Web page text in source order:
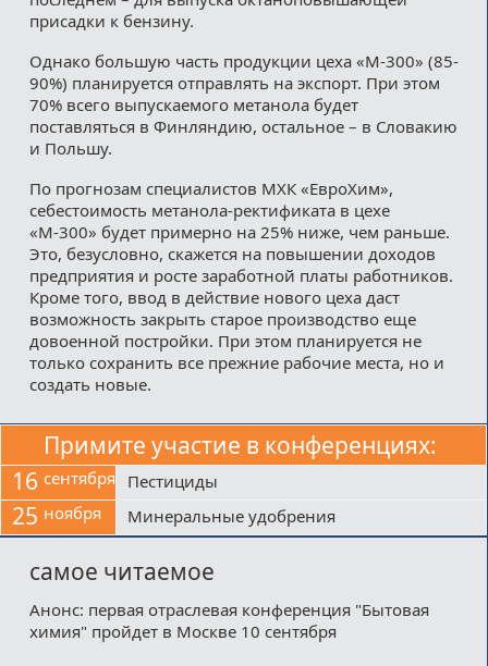
присадки к бензину.
Однако большую часть продукции цеха «М-300» (85-
90%) планируется отправлять на экспорт. При этом
70% всего выпускаемого метанола будет
поставляться в Финляндию, остальное – в Словакию
и Польшу.
По прогнозам специалистов МХК «ЕвроХим»,
себестоимость метанола-ректификата в цехе
«М-300» будет примерно на 25% ниже, чем раньше.
Это, безусловно, скажется на повышении доходов
предприятия и росте заработной платы работников.
Кроме того, ввод в действие нового цеха даст
возможность закрыть старое производство еще
довоенной постройки. При этом планируется не
только сохранить все прежние рабочие места, но и
создать новые.
Примите участие в конференциях:
16 сентября Пестициды
25 ноября Минеральные удобрения
самое читаемое
Анонс: первая отраслевая конференция "Бытовая
химия" пройдет в Москве 10 сентября